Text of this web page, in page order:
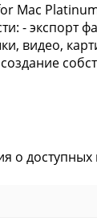
Mac
- экспорт
видео,
о